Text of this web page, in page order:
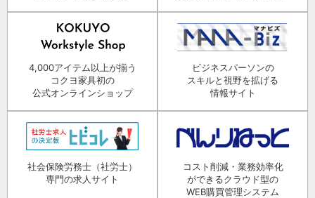
4,000アイテム以上が揃う
コクヨ家具初の
公式オンラインショップ
ビジネスパーソンの
スキルと視野を拡げる
情報サイト
社会保険労務士（社労士）
専門の求人サイト
コスト削減・業務効率化
ができるクラウド型の
WEB購買管理システム